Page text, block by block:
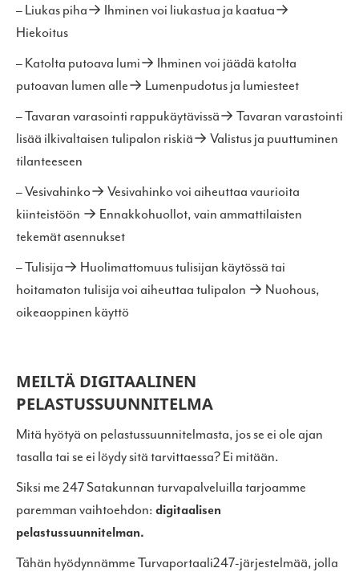
– Liukas piha→ Ihminen voi liukastua ja kaatua→
Hiekoitus
– Katolta putoava lumi→ Ihminen voi jäädä katolta
putoavan lumen alle→ Lumenpudotus ja lumiesteet
– Tavaran varasointi rappukäytävissä→ Tavaran varastointi
lisää ilkivaltaisen tulipalon riskiä→ Valistus ja puuttuminen
tilanteeseen
– Vesivahinko→ Vesivahinko voi aiheuttaa vaurioita
kiinteistöön → Ennakkohuollot, vain ammattilaisten
tekemät asennukset
– Tulisija→ Huolimattomuus tulisijan käytössä tai
hoitamaton tulisija voi aiheuttaa tulipalon → Nuohous,
oikeaoppinen käyttö
MEILTÄ DIGITAALINEN
PELASTUSSUUNNITELMA
Mitä hyötyä on pelastussuunnitelmasta, jos se ei ole ajan
tasalla tai se ei löydy sitä tarvittaessa? Ei mitään.
Siksi me 247 Satakunnan turvapalveluilla tarjoamme
paremman vaihtoehdon: digitaalisen
pelastussuunnitelman.
Tähän hyödynnämme Turvaportaali247-järjestelmää, jolla